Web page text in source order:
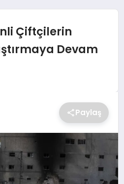
Çiftçilerin
Devam
Paylaş